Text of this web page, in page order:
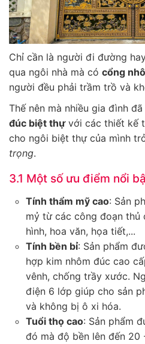
Chỉ cần là người đi đường
qua ngôi nhà mà có cổng
người đều phải trầm trồ và
Thế nên mà nhiều gia đình
đúc biệt thựvới các thiết kế
cho ngôi biệt thự của mình
trọng.
3.1 Một số ưu điểm nổi
Tính thẩm mỹ cao: Sản
mỷ từ các công đoạn thủ
hình, hoa văn, họa tiết,...
Tính bền bỉ: Sản phẩm
hợp kim nhôm đúc cao
vênh, chống trầy xước.
điện 6 lớp giúp cho sản
và không bị ô xi hóa.
Tuổi thọ cao: Sản phẩm
đó mà độ bền lên đến 20